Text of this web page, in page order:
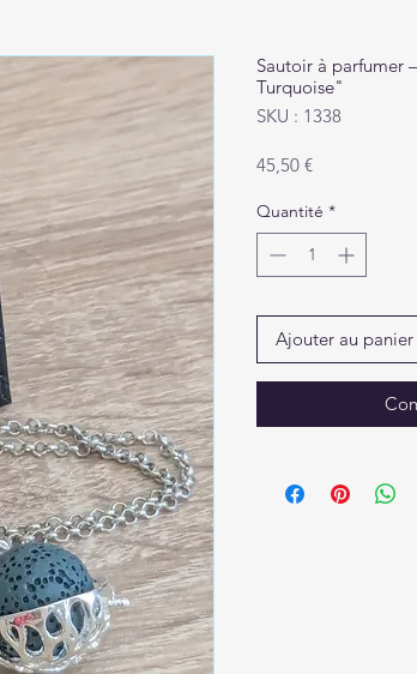
Sautoir à parfumer
Turquoise"
SKU : 1338
45,50 €Prix
Quantité *
Ajouter au panier